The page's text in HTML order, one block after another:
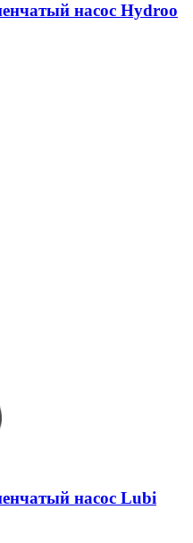
насос Hydroo
насос Lubi